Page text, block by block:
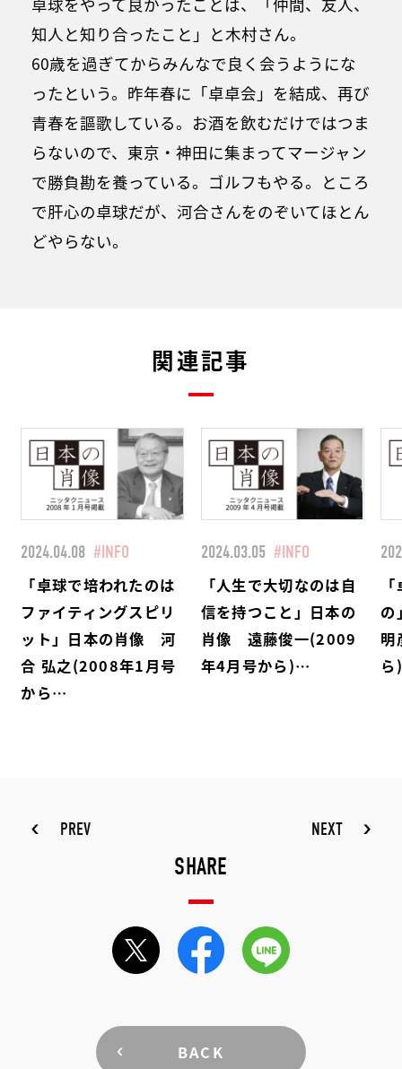
知人と知り合ったこと」と木村さん。
60歳を過ぎてからみんなで良く会うようにな
ったという。昨年春に「卓卓会」を結成、再び
青春を謳歌している。お酒を飲むだけではつま
らないので、東京・神田に集まってマージャン
で勝負勘を養っている。ゴルフもやる。ところ
で肝心の卓球だが、河合さんをのぞいてほとん
どやらない。
関連記事
2024.04.08 #INFO
「卓球で培われたのは
ファイティングスピリ
ット」日本の肖像 河
合 弘之(2008年1月号
から…
2024.03.05 #INFO
「人生で大切なのは自
信を持つこと」日本の
肖像 遠藤俊一(2009
年4月号から)…
の
明
PREV NEXT
SHARE
BACK